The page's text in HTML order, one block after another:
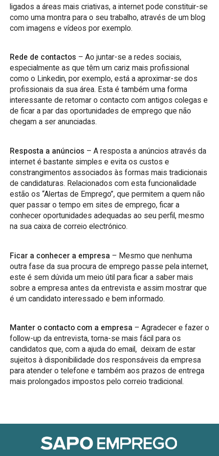
ligados a áreas mais criativas, a internet pode constituir-se
como uma montra para o seu trabalho, através de um blog
com imagens e vídeos por exemplo.
Rede de contactos – Ao juntar-se a redes sociais,
especialmente as que têm um cariz mais profissional
como o Linkedin, por exemplo, está a aproximar-se dos
profissionais da sua área. Esta é também uma forma
interessante de retomar o contacto com antigos colegas e
de ficar a par das oportunidades de emprego que não
chegam a ser anunciadas.
Resposta a anúncios – A resposta a anúncios através da
internet é bastante simples e evita os custos e
constrangimentos associados às formas mais tradicionais
de candidaturas. Relacionados com esta funcionalidade
estão os “Alertas de Emprego”, que permitem a quem não
quer passar o tempo em sites de emprego, ficar a
conhecer oportunidades adequadas ao seu perfil, mesmo
na sua caixa de correio electrónico.
Ficar a conhecer a empresa – Mesmo que nenhuma
outra fase da sua procura de emprego passe pela internet,
este é sem dúvida um meio útil para ficar a saber mais
sobre a empresa antes da entrevista e assim mostrar que
é um candidato interessado e bem informado.
Manter o contacto com a empresa – Agradecer e fazer o
follow-up da entrevista, torna-se mais fácil para os
candidatos que, com a ajuda do email, deixam de estar
sujeitos à disponibilidade dos responsáveis da empresa
para atender o telefone e também aos prazos de entrega
mais prolongados impostos pelo correio tradicional.